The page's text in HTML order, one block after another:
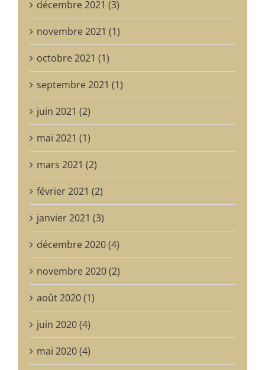
décembre 2021 (3)
novembre 2021 (1)
octobre 2021 (1)
septembre 2021 (1)
juin 2021 (2)
mai 2021 (1)
mars 2021 (2)
février 2021 (2)
janvier 2021 (3)
décembre 2020 (4)
novembre 2020 (2)
août 2020 (1)
juin 2020 (4)
mai 2020 (4)